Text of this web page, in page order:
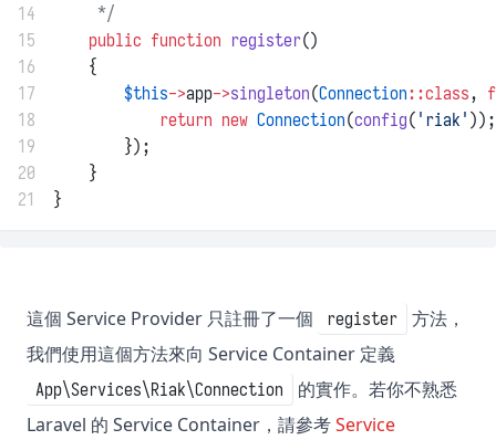
14
     */
15
public function register()
16
    {
17
$this->app->singleton(Connection::class,
18
return new Connection(config( 'riak' ));
19
        });
20
    }
21
}
這個 Service Provider 只註冊了一個 register
方法，
我們使用這個方法來向 Service Container 定義
App\Services\Riak\Connection
的實作。若你不熟悉
Laravel 的 Service Container，請參考Service